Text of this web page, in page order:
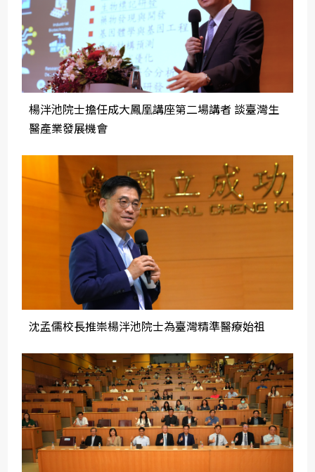
楊泮池院士擔任成大鳳凰講座第二場講者 談臺灣生
醫產業發展機會
沈孟儒校長推崇楊泮池院士為臺灣精準醫療始祖